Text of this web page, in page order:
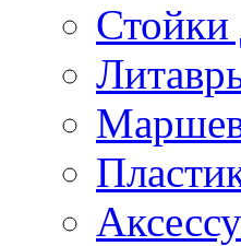
Стойки